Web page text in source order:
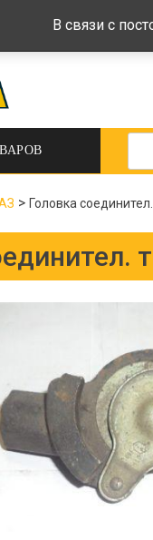
+38 (097)
> Головка
В связи с